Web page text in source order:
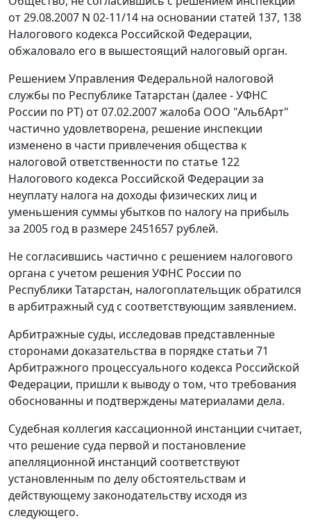
от 29.08.2007 N 02-11/14 на основании статей 137, 138
Налогового кодекса Российской Федерации,
обжаловало его в вышестоящий налоговый орган.
Решением Управления Федеральной налоговой
службы по Республике Татарстан (далее - УФНС
России по РТ) от 07.02.2007 жалоба ООО "АльбАрт"
частично удовлетворена, решение инспекции
изменено в части привлечения общества к
налоговой ответственности по статье 122
Налогового кодекса Российской Федерации за
неуплату налога на доходы физических лиц и
уменьшения суммы убытков по налогу на прибыль
за 2005 год в размере 2451657 рублей.
Не согласившись частично с решением налогового
органа с учетом решения УФНС России по
Республики Татарстан, налогоплательщик обратился
в арбитражный суд с соответствующим заявлением.
Арбитражные суды, исследовав представленные
сторонами доказательства в порядке статьи 71
Арбитражного процессуального кодекса Российской
Федерации, пришли к выводу о том, что требования
обоснованны и подтверждены материалами дела.
Судебная коллегия кассационной инстанции считает,
что решение суда первой и постановление
апелляционной инстанций соответствуют
установленным по делу обстоятельствам и
действующему законодательству исходя из
следующего.